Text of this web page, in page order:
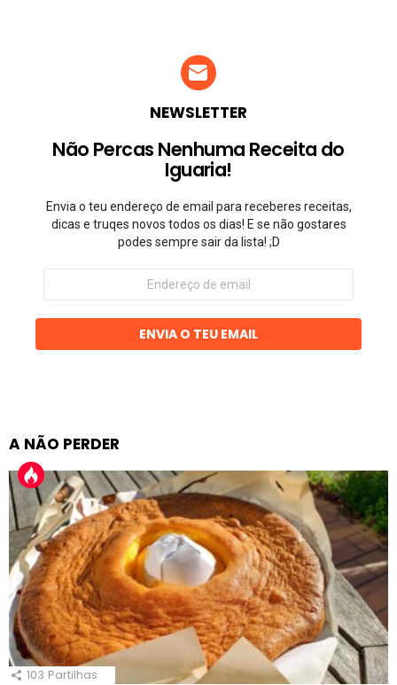
NEWSLETTER
Não Percas Nenhuma Receita do
Iguaria!
Envia o teu endereço de email para receberes receitas,
dicas e truqes novos todos os dias! E se não gostares
podes sempre sair da lista! ;D
Endereço
email
ENVIA O TEU EMAIL
A NÃO PERDER
103 Partilhas